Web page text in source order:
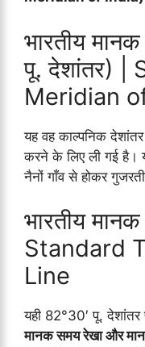
भारतीय
पू. देशांतर) |
Meridian
यह वह काल्पनिक
करने के लिए ली गई है।
नैनों गाँव से होकर
भारतीय
Standard
Line
यही 82°30′ पू.
मानक समय रेखा और